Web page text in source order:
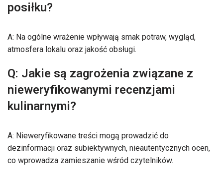
posiłku?
A: Na ogólne wrażenie wpływają smak potraw, wygląd,
atmosfera lokalu oraz jakość obsługi.
Q: Jakie są zagrożenia związane z
nieweryfikowanymi recenzjami
kulinarnymi?
A: Nieweryfikowane treści mogą prowadzić do
dezinformacji oraz subiektywnych, nieautentycznych ocen,
co wprowadza zamieszanie wśród czytelników.